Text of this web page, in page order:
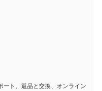
ート、返品と交換、オンライン